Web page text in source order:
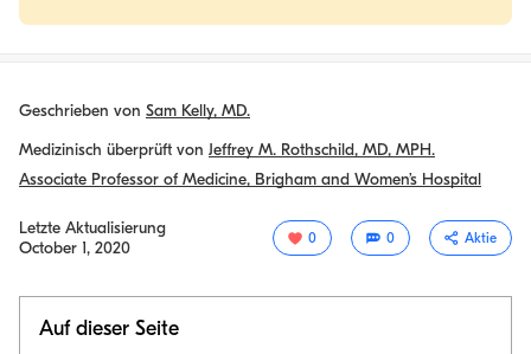
Geschrieben von Sam Kelly, MD.
Medizinisch überprüft von Jeffrey M. Rothschild, MD, MPH.
Associate Professor of Medicine, Brigham and Women’s Hospital
Letzte Aktualisierung
October 1, 2020
0 0 Aktie
Auf dieser Seite